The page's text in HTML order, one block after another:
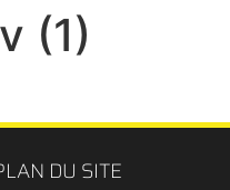
(1)
DU SITE